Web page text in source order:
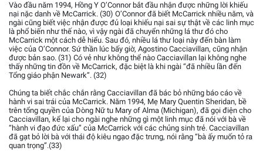
Vào đầu năm 1994, Hồng Y O’Connor bắt đầu nhận được những lời khiếu
nại nặc danh về McCarrick. (30) O’Connor đã biết McCarrick nhiều năm, và
ngài cũng biết việc nhận được đủ loại khiếu nại sai sự thật về các linh mục
là phổ biến như thế nào, vì vậy ngài đã chuyển những lá thư đó cho
McCarrick một cách dễ hiểu. Sau đó, nhiều lá thư loại này đến bàn làm
việc của O’Connor. Sứ thần lúc bấy giờ, Agostino Cacciavillan, cũng nhận
được bản sao. (31) Có vẻ như không thể nào Cacciavillan lại không nghe
thấy những tin đồn về McCarrick, đặc biệt là khi ngài “đã nhiều lần đến
Tổng giáo phận Newark”. (32)
Chúng ta biết chắc chắn rằng Cacciavillan đã bác bỏ những báo cáo về
hành vi sai trái của McCarrick. Năm 1994, Mẹ Mary Quentin Sheridan, bề
trên tổng quyền của Dòng Nữ tu Mary of Alma (Michigan), đã gọi điện cho
Cacciavillan, kể lại cho ngài nghe những gì một linh mục đã nói với bà về
“hành vi đạo đức xấu” của McCarrick với các chủng sinh trẻ. Cacciavillan
đã gạt bỏ lời bà với thái độ kiêu ngạo đặc trưng, nói rằng “bà ấy muốn tỏ ra
quan trọng”.(33)